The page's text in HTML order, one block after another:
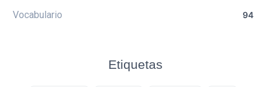
Vocabulario 94
Etiquetas